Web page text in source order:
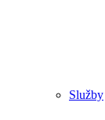
Služby